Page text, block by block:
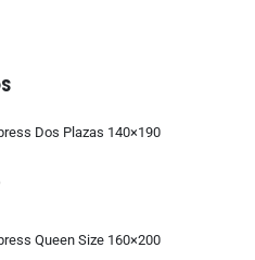
Dos Plazas 140×190
Queen Size 160×200